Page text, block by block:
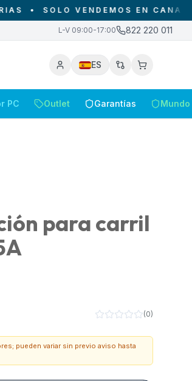
SOLO VENDEMOS EN CANARIAS -
L-V 09:00-17:00 822 220 011
ES
PC Outlet Garantías
para carril
(0)
pueden variar sin previo aviso hasta